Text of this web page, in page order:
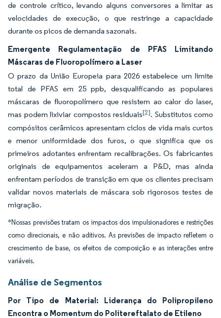
de controle crítico, levando alguns conversores a limitar as
velocidades de execução, o que restringe a capacidade
durante os picos de demanda sazonais.
Emergente Regulamentação de PFAS Limitando
Máscaras de Fluoropolímero a Laser
O prazo da União Europeia para 2026 estabelece um limite
total de PFAS em 25 ppb, desqualificando as populares
máscaras de fluoropolímero que resistem ao calor do laser,
mas podem lixiviar compostos residuais[2]. Substitutos como
compósitos cerâmicos apresentam ciclos de vida mais curtos
e menor uniformidade dos furos, o que significa que os
primeiros adotantes enfrentam recalibrações. Os fabricantes
originais de equipamentos aceleram a P&D, mas ainda
enfrentam períodos de transição em que os clientes precisam
validar novos materiais de máscara sob rigorosos testes de
migração.
*Nossas previsões tratam os impactos dos impulsionadores e restrições
como direcionais, e não aditivos. As previsões de impacto refletem o
crescimento de base, os efeitos de composição e as interações entre
variáveis.
Análise de Segmentos
Por Tipo de Material: Liderança do Polipropileno
Encontra o Momentum do Politereftalato de Etileno